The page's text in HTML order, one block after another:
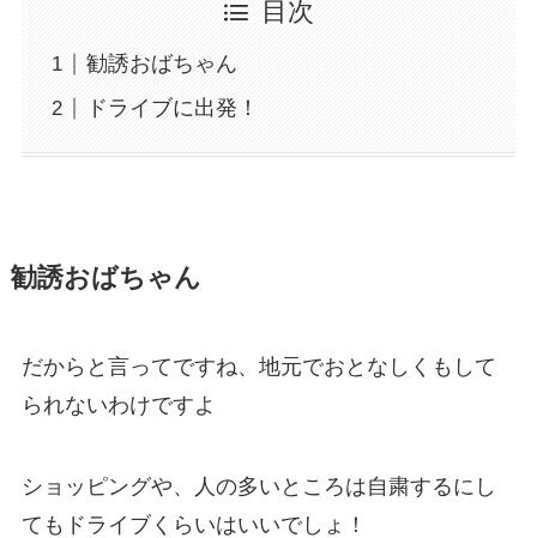
目次
勧誘おばちゃん
ドライブに出発！
勧誘おばちゃん
だからと言ってですね、地元でおとなしくもして
られないわけですよ
ショッピングや、人の多いところは自粛するにし
てもドライブくらいはいいでしょ！